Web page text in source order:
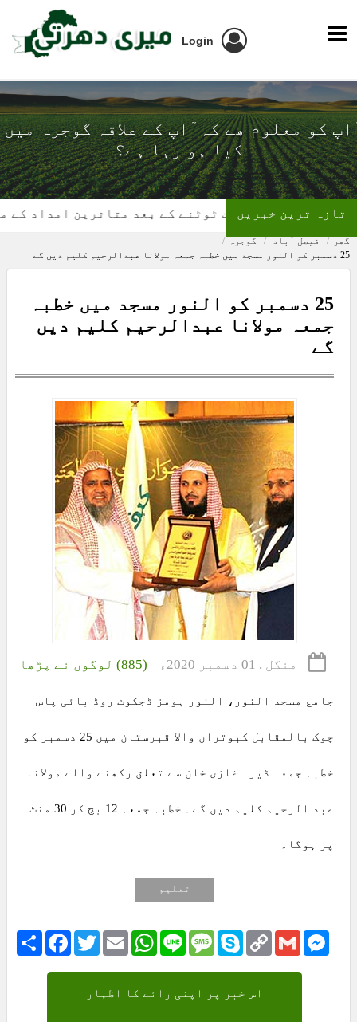
Login
ٓاپ کو معلوم ھے کہ ٓاپ کے علاقہ گوجرہ میں
کیا ہو رہا ہے؟
گھر کی چھت ٹوٹنے کے بعد متاثرین امداد کے
تازہ ترین خبریں
گھر فیصل آباد
گوجرہ
25 دسمبر کو النور مسجد میں خطبہ جمعہ مولانا عبدالرحیم کلیم دیں گے
25 دسمبر کو النور مسجد میں خطبہ
جمعہ مولانا عبدالرحیم کلیم دیں
گے
منگل , 01 دسمبر 2020ء (885) لوگوں نے پڑھا
جامع مسجد النور، النور ہومز ڈجکوٹ روڈ بائی پاس
چوک بالمقابل کبوتراں والا قبرستان میں 25 دسمبر کو
خطبہ جمعہ ڈیرہ غازی خان سے تعلق رکھنے والے مولانا
عبد الرحیم کلیم دیں گے۔ خطبہ جمعہ 12 بج کر 30 منٹ
پر ہوگا۔
تعلیم
ShareFacebook
TwitterEmailWhatsApp
Line Message
SkypeCopy
Link
Gmail
اس خبر پر اپنی رائے کا اظہار